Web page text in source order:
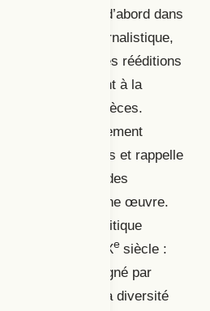
s’inscrit d’abord dans
de la critique journalistique,
et les potentielles rééditions
contribuent à la
de certaines pièces.
le canon est également
politiques et rappelle
l’ensemble des
consécration d’une œuvre.
scène selon la critique
quart du XIXe siècle :
signé par
en évidence la diversité